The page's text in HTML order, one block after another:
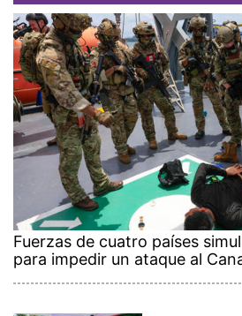
Fuerzas de cuatro países
para impedir un ataque al